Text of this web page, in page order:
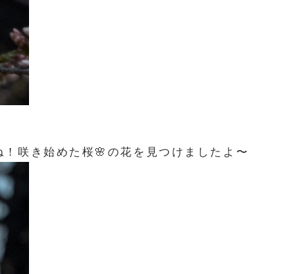
咲き始めた桜🌸の花を見つけましたよ〜